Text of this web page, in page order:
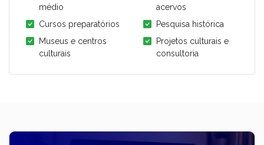
médio
Cursos preparatórios
Museus e centros
culturais
acervos
Pesquisa histórica
Projetos culturais e
consultoria